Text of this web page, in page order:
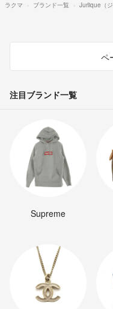
ラクマ ブランド一覧 Jurlique（ジ
ペ
注目ブランド一覧
Supreme